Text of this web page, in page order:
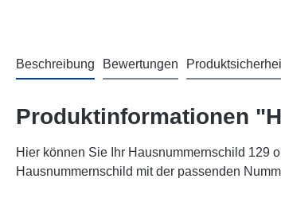
Beschreibung Bewertungen
Produktinformationen
Hier können Sie Ihr Hausnummernschild 129
Hausnummernschild mit der passenden